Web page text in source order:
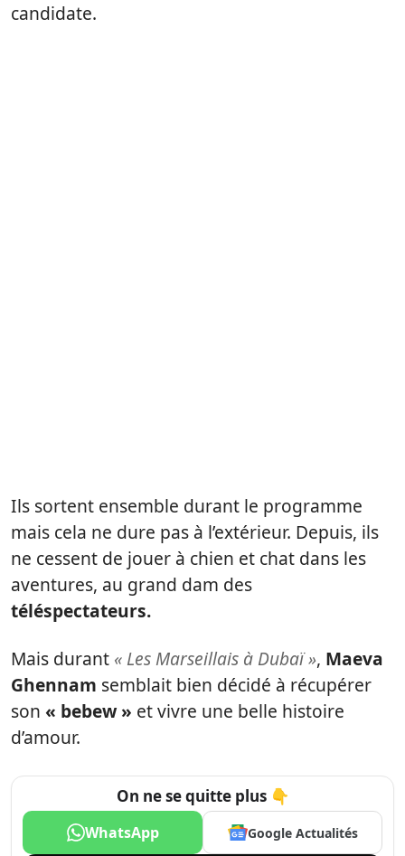
candidate.
Ils sortent ensemble durant le programme
mais cela ne dure pas à l’extérieur. Depuis, ils
ne cessent de jouer à chien et chat dans les
aventures, au grand dam des
téléspectateurs.
Mais durant « Les Marseillais à Dubaï », Maeva
Ghennam semblait bien décidé à récupérer
son « bebew » et vivre une belle histoire
d’amour.
On ne se quitte plus 👇
WhatsApp Google Actualités